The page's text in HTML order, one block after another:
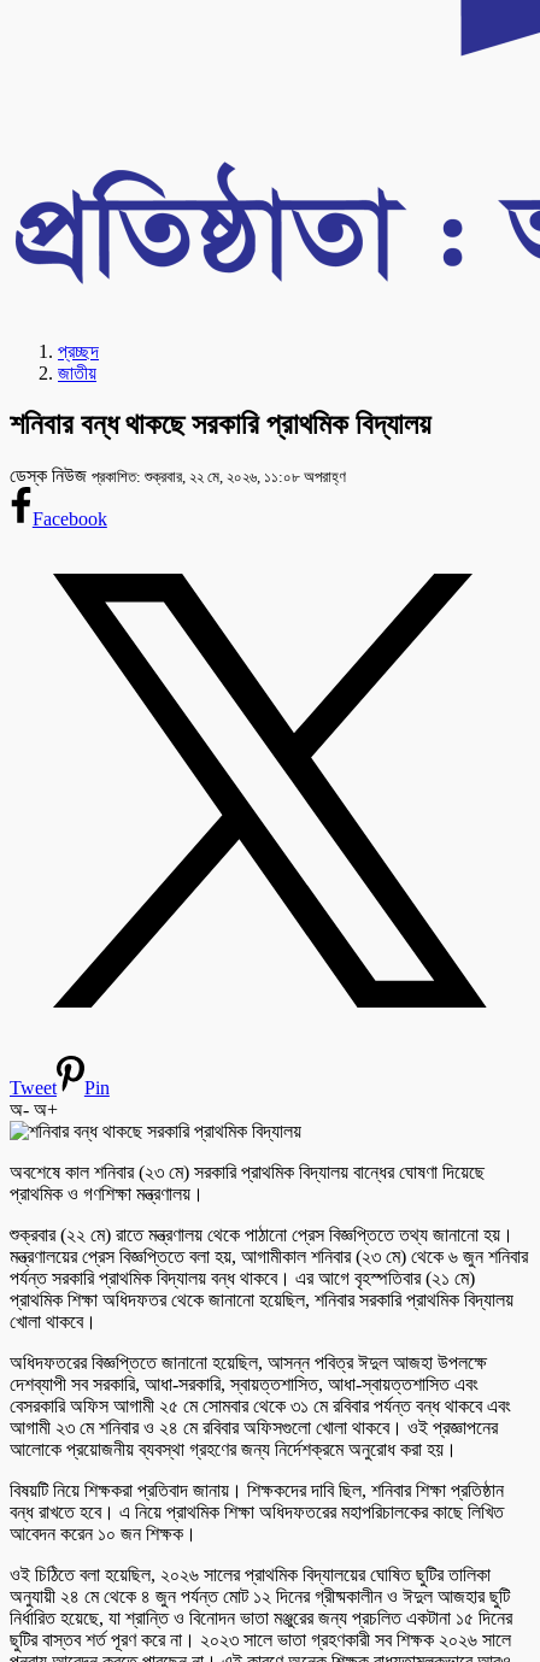
প্রচ্ছদ
জাতীয়
শনিবার বন্ধ থাকছে সরকারি প্রাথমিক বিদ্যালয়
ডেস্ক নিউজ প্রকাশিত: শুক্রবার, ২২ মে, ২০২৬, ১১:০৮ অপরাহ্ণ
Facebook
Tweet
Pin
অ- অ+
অবশেষে কাল শনিবার (২৩ মে) সরকারি প্রাথমিক বিদ্যালয় বান্ধের ঘোষণা দিয়েছে
প্রাথমিক ও গণশিক্ষা মন্ত্রণালয়।
শুক্রবার (২২ মে) রাতে মন্ত্রণালয় থেকে পাঠানো প্রেস বিজ্ঞপ্তিতে তথ্য জানানো হয়।
মন্ত্রণালয়ের প্রেস বিজ্ঞপ্তিতে বলা হয়, আগামীকাল শনিবার (২৩ মে) থেকে ৬ জুন শনিবার
পর্যন্ত সরকারি প্রাথমিক বিদ্যালয় বন্ধ থাকবে। এর আগে বৃহস্পতিবার (২১ মে)
প্রাথমিক শিক্ষা অধিদফতর থেকে জানানো হয়েছিল, শনিবার সরকারি প্রাথমিক বিদ্যালয়
খোলা থাকবে।
অধিদফতরের বিজ্ঞপ্তিতে জানানো হয়েছিল, আসন্ন পবিত্র ঈদুল আজহা উপলক্ষে
দেশব্যাপী সব সরকারি, আধা-সরকারি, স্বায়ত্তশাসিত, আধা-স্বায়ত্তশাসিত এবং
বেসরকারি অফিস আগামী ২৫ মে সোমবার থেকে ৩১ মে রবিবার পর্যন্ত বন্ধ থাকবে এবং
আগামী ২৩ মে শনিবার ও ২৪ মে রবিবার অফিসগুলো খোলা থাকবে। ওই প্রজ্ঞাপনের
আলোকে প্রয়োজনীয় ব্যবস্থা গ্রহণের জন্য নির্দেশক্রমে অনুরোধ করা হয়।
বিষয়টি নিয়ে শিক্ষকরা প্রতিবাদ জানায়। শিক্ষকদের দাবি ছিল, শনিবার শিক্ষা প্রতিষ্ঠান
বন্ধ রাখতে হবে। এ নিয়ে প্রাথমিক শিক্ষা অধিদফতরের মহাপরিচালকের কাছে লিখিত
আবেদন করেন ১০ জন শিক্ষক।
ওই চিঠিতে বলা হয়েছিল, ২০২৬ সালের প্রাথমিক বিদ্যালয়ের ঘোষিত ছুটির তালিকা
অনুযায়ী ২৪ মে থেকে ৪ জুন পর্যন্ত মোট ১২ দিনের গ্রীষ্মকালীন ও ঈদুল আজহার ছুটি
নির্ধারিত হয়েছে, যা শ্রান্তি ও বিনোদন ভাতা মঞ্জুরের জন্য প্রচলিত একটানা ১৫ দিনের
ছুটির বাস্তব শর্ত পূরণ করে না। ২০২৩ সালে ভাতা গ্রহণকারী সব শিক্ষক ২০২৬ সালে